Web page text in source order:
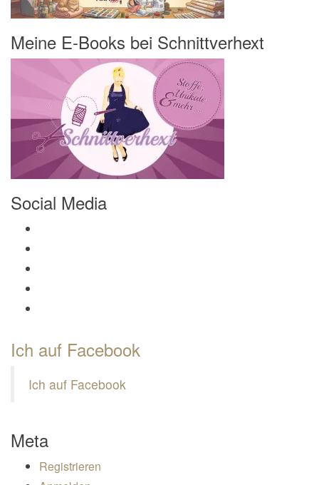
Meine E-Books bei Schnittverhext
Social Media
Ich auf Facebook
Ich auf Facebook
Meta
Registrieren